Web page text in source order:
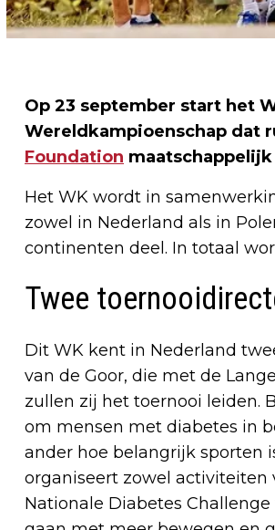
Op 23 september start het
Wereldkampioenschap dat
Foundation
Het WK wordt in
zowel in Nederland als in
continenten deel. In totaal
Twee
Dit WK kent in Nederland
van de Goor, die met de
zullen zij het toernooi leiden.
om mensen met diabetes in
ander hoe belangrijk sporten
organiseert zowel activiteiten
Nationale Diabetes